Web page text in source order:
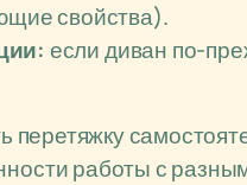
свойства).
если диван по-
перетяжку
работы с